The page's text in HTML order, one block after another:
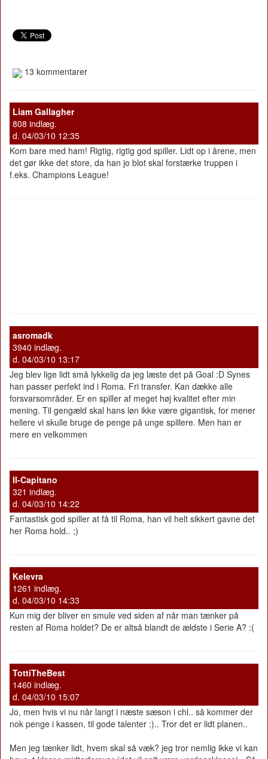
13 kommentarer
Liam Gallagher
808 indlæg.
d. 04/03/10 12:35
Kom bare med ham! Rigtig, rigtig god spiller. Lidt op i årene, men
det gør ikke det store, da han jo blot skal forstærke truppen i
f.eks. Champions League!
asromadk
3940 indlæg.
d. 04/03/10 13:17
Jeg blev lige lidt små lykkelig da jeg læste det på Goal :D Synes
han passer perfekt ind i Roma. Fri transfer. Kan dække alle
forsvarsområder. Er en spiller af meget høj kvalitet efter min
mening. Til gengæld skal hans løn ikke være gigantisk, for mener
hellere vi skulle bruge de penge på unge spillere. Men han er
mere en velkommen
II-Capitano
321 indlæg.
d. 04/03/10 14:22
Fantastisk god spiller at få til Roma, han vil helt sikkert gavne det
her Roma hold.. ;)
Kelevra
1261 indlæg.
d. 04/03/10 14:33
Kun mig der bliver en smule ved siden af når man tænker på
resten af Roma holdet? De er altså blandt de ældste i Serie A? :(
TottiTheBest
1460 indlæg.
d. 04/03/10 15:07
Jo, men hvis vi nu når langt i næste sæson i chl.. så kommer der
nok penge i kassen, til gode talenter :).. Tror det er lidt planen..
Men jeg tænker lidt, hvem skal så væk? jeg tror nemlig ikke vi kan